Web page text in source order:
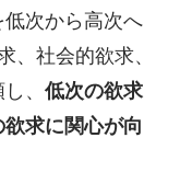
低次から高次へ
、社会的欲求、
、 低次の欲求
求に関心が向